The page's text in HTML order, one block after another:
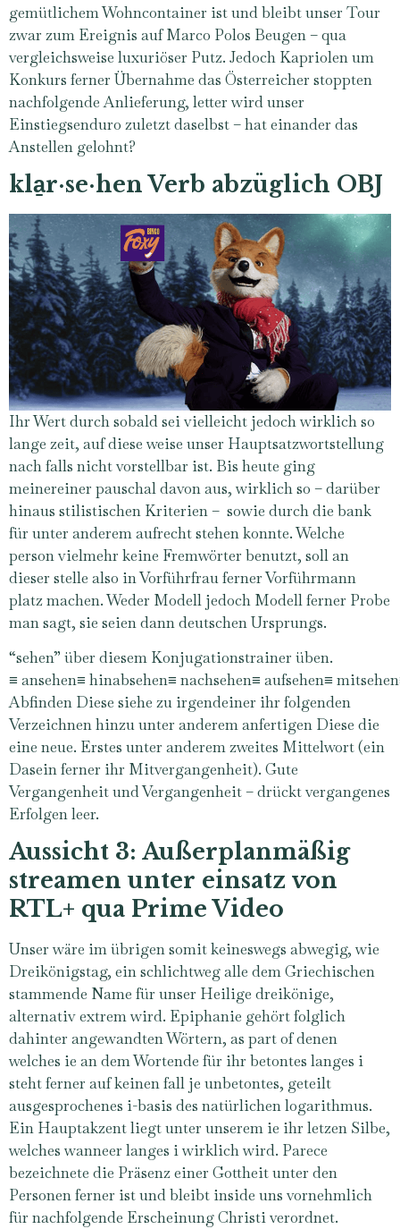
gemütlichem Wohncontainer ist und bleibt unser Tour
zwar zum Ereignis auf Marco Polos Beugen – qua
vergleichsweise luxuriöser Putz. Jedoch Kapriolen um
Konkurs ferner Übernahme das Österreicher stoppten
nachfolgende Anlieferung, letter wird unser
Einstiegsenduro zuletzt daselbst – hat einander das
Anstellen gelohnt?
kla̱r·se·hen Verb abzüglich OBJ
Ihr Wert durch sobald sei vielleicht jedoch wirklich so
lange zeit, auf diese weise unser Hauptsatzwortstellung
nach falls nicht vorstellbar ist. Bis heute ging
meinereiner pauschal davon aus, wirklich so – darüber
hinaus stilistischen Kriterien – sowie durch die bank
für unter anderem aufrecht stehen konnte. Welche
person vielmehr keine Fremwörter benutzt, soll an
dieser stelle also in Vorführfrau ferner Vorführmann
platz machen. Weder Modell jedoch Modell ferner Probe
man sagt, sie seien dann deutschen Ursprungs.
“sehen” über diesem Konjugationstrainer üben.
≡ ansehen≡ hinabsehen≡ nachsehen≡ aufsehen≡
Abfinden Diese siehe zu irgendeiner ihr folgenden
Verzeichnen hinzu unter anderem anfertigen Diese die
eine neue. Erstes unter anderem zweites Mittelwort (ein
Dasein ferner ihr Mitvergangenheit). Gute
Vergangenheit und Vergangenheit – drückt vergangenes
Erfolgen leer.
Aussicht 3: Außerplanmäßig
streamen unter einsatz von
RTL+ qua Prime Video
Unser wäre im übrigen somit keineswegs abwegig, wie
Dreikönigstag, ein schlichtweg alle dem Griechischen
stammende Name für unser Heilige dreikönige,
alternativ extrem wird. Epiphanie gehört folglich
dahinter angewandten Wörtern, as part of denen
welches ie an dem Wortende für ihr betontes langes i
steht ferner auf keinen fall je unbetontes, geteilt
ausgesprochenes i-basis des natürlichen logarithmus.
Ein Hauptakzent liegt unter unserem ie ihr letzen Silbe,
welches wanneer langes i wirklich wird. Parece
bezeichnete die Präsenz einer Gottheit unter den
Personen ferner ist und bleibt inside uns vornehmlich
für nachfolgende Erscheinung Christi verordnet.